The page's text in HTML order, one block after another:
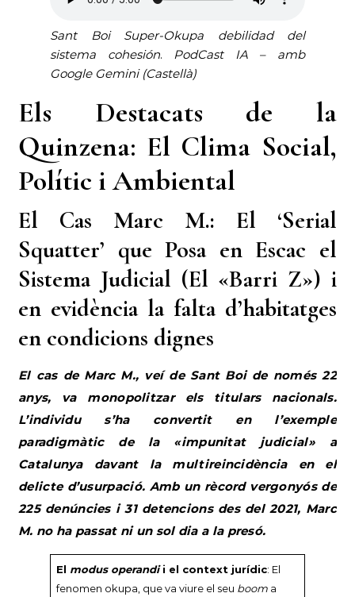
Sant Boi Super-Okupa debilidad del
sistema cohesión. PodCast IA – amb
Google Gemini (Castellà)
Els Destacats de la
Quinzena: El Clima Social,
Polític i Ambiental
El Cas Marc M.: El ‘Serial
Squatter’ que Posa en Escac el
Sistema Judicial (El «Barri Z») i
en evidència la falta d’habitatges
en condicions dignes
El cas de Marc M., veí de Sant Boi de només 22
anys, va monopolitzar els titulars nacionals.
L’individu s’ha convertit en l’exemple
paradigmàtic de la «impunitat judicial» a
Catalunya davant la multireincidència en el
delicte d’usurpació. Amb un rècord vergonyós de
225 denúncies i 31 detencions des del 2021, Marc
M. no ha passat ni un sol dia a la presó.
El modus operandii el context jurídic: El
fenomen okupa, que va viure el seu booma